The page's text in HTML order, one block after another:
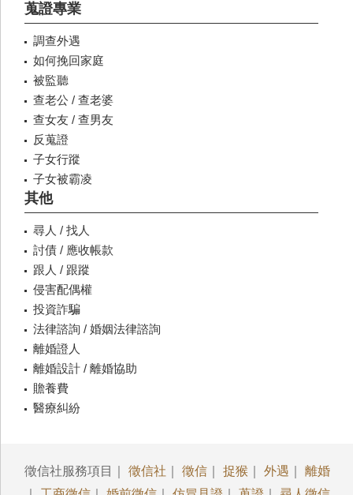
蒐證專業
調查外遇
如何挽回家庭
被監聽
查老公 / 查老婆
查女友 / 查男友
反蒐證
子女行蹤
子女被霸凌
其他
尋人 / 找人
討債 / 應收帳款
跟人 / 跟蹤
侵害配偶權
投資詐騙
法律諮詢 / 婚姻法律諮詢
離婚證人
離婚設計 / 離婚協助
贍養費
醫療糾紛
徵信社服務項目｜ 徵信社 徵信 捉猴 外遇
離婚